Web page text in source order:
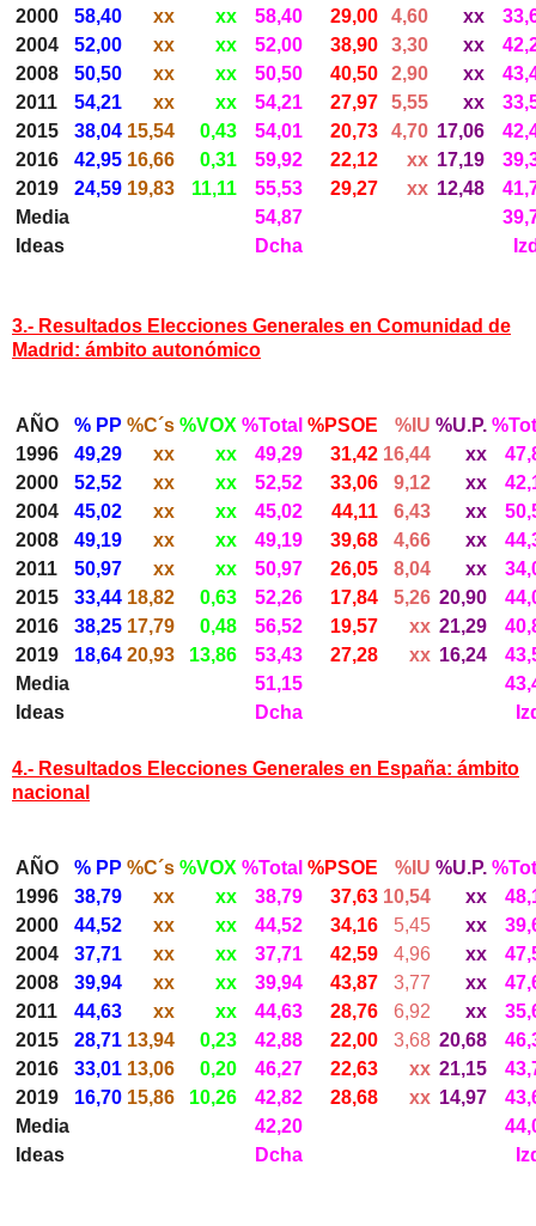
2000
58,40 xx xx 58,40 29,00 4,60 xx
2004
52,00 xx xx 52,00 38,90 3,30 xx
2008
50,50 xx xx 50,50 40,50 2,90 xx
2011
54,21 xx xx 54,21 27,97 5,55 xx
2015
38,04 15,54 0,43 54,01 20,73 4,70 17,06
2016
42,95 16,66 0,31 59,92 22,12 xx 17,19
2019
24,59 19,83 11,11 55,53 29,27 xx 12,48
Media
54,87
Ideas
Dcha
3.- Resultados Elecciones Generales en Comunidad de
Madrid: ámbito autonómico
AÑO % PP %C´s %VOX %Total %PSOE %IU %U.P.
1996
49,29 xx xx 49,29 31,42 16,44 xx
2000
52,52 xx xx 52,52 33,06 9,12 xx
2004
45,02 xx xx 45,02 44,11 6,43 xx
2008
49,19 xx xx 49,19 39,68 4,66 xx
2011
50,97 xx xx 50,97 26,05 8,04 xx
2015
33,44 18,82 0,63 52,26 17,84 5,26 20,90
2016
38,25 17,79 0,48 56,52 19,57 xx 21,29
2019
18,64 20,93 13,86 53,43 27,28 xx 16,24
Media
51,15
Ideas
Dcha
4.- Resultados Elecciones Generales en España: ámbito
nacional
AÑO % PP %C´s %VOX %Total %PSOE %IU %U.P.
1996
38,79 xx xx 38,79 37,63 10,54 xx
2000
44,52 xx xx 44,52 34,16 5,45 xx
2004
37,71 xx xx 37,71 42,59 4,96 xx
2008
39,94 xx xx 39,94 43,87 3,77 xx
2011
44,63 xx xx 44,63 28,76 6,92 xx
2015
28,71 13,94 0,23 42,88 22,00 3,68 20,68
2016
33,01 13,06 0,20 46,27 22,63 xx 21,15
2019
16,70 15,86 10,26 42,82 28,68 xx 14,97
Media
42,20
Ideas
Dcha